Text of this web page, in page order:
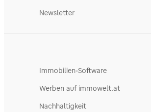
Newsletter
Immobilien-Software
Werben auf immowelt.at
Nachhaltigkeit